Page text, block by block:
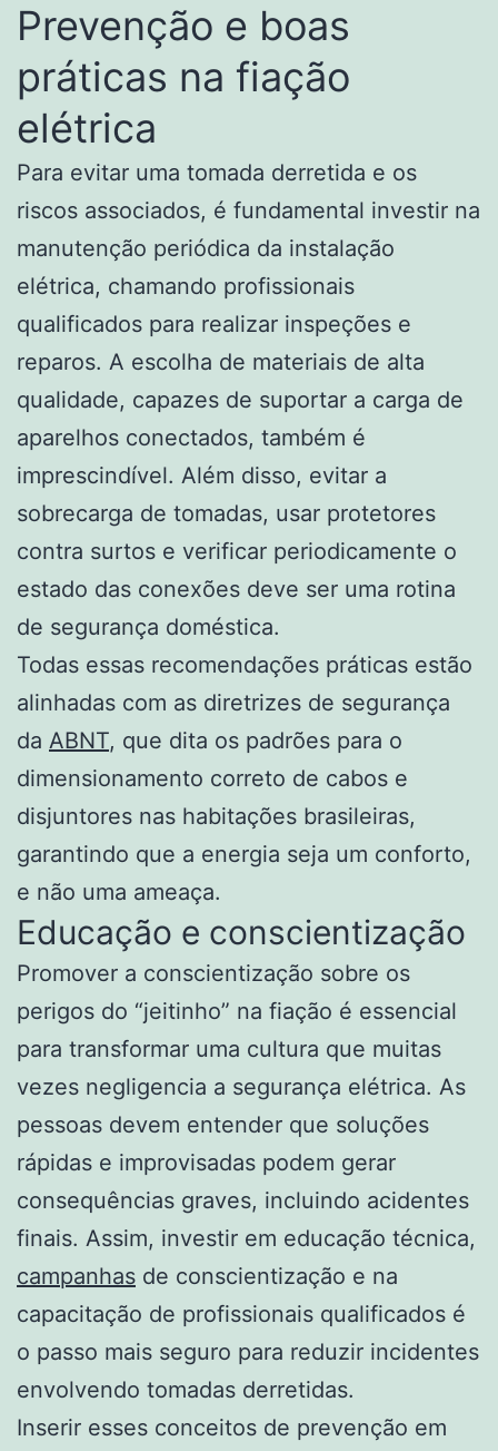
Prevenção e boas
práticas na fiação
elétrica
Para evitar uma tomada derretida e os
riscos associados, é fundamental investir na
manutenção periódica da instalação
elétrica, chamando profissionais
qualificados para realizar inspeções e
reparos. A escolha de materiais de alta
qualidade, capazes de suportar a carga de
aparelhos conectados, também é
imprescindível. Além disso, evitar a
sobrecarga de tomadas, usar protetores
contra surtos e verificar periodicamente o
estado das conexões deve ser uma rotina
de segurança doméstica.
Todas essas recomendações práticas estão
alinhadas com as diretrizes de segurança
da ABNT, que dita os padrões para o
dimensionamento correto de cabos e
disjuntores nas habitações brasileiras,
garantindo que a energia seja um conforto,
e não uma ameaça.
Educação e conscientização
Promover a conscientização sobre os
perigos do “jeitinho” na fiação é essencial
para transformar uma cultura que muitas
vezes negligencia a segurança elétrica. As
pessoas devem entender que soluções
rápidas e improvisadas podem gerar
consequências graves, incluindo acidentes
finais. Assim, investir em educação técnica,
campanhas de conscientização e na
capacitação de profissionais qualificados é
o passo mais seguro para reduzir incidentes
envolvendo tomadas derretidas.
Inserir esses conceitos de prevenção em